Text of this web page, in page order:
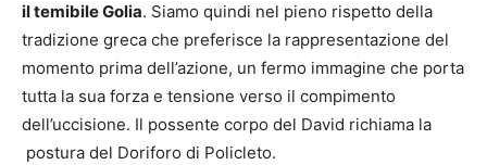
il temibile Golia. Siamo quindi nel pieno rispetto della
tradizione greca che preferisce la rappresentazione del
momento prima dell’azione, un fermo immagine che porta
tutta la sua forza e tensione verso il compimento
dell’uccisione. Il possente corpo del David richiama la
postura del Doriforo di Policleto.